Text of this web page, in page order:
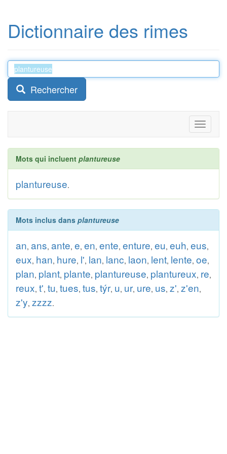
Dictionnaire des rimes
Rechercher
Toggle
Mots qui incluent plantureuse
plantureuse.
Mots inclus dans plantureuse
an, ans, ante, e, en, ente, enture, eu, euh, eus,
eux, han, hure, l', lan, lanc, laon, lent, lente, oe,
plan, plant, plante, plantureuse, plantureux, re,
reux, t', tu, tues, tus, týr, u, ur, ure, us, z', z'en,
z'y, zzzz.